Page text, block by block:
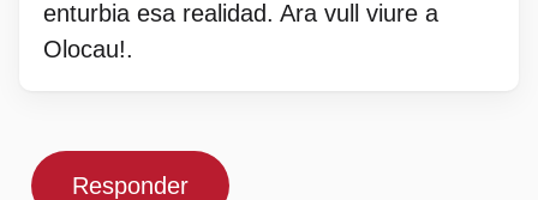
enturbia esa realidad. Ara vull viure a
Olocau!.
Responder